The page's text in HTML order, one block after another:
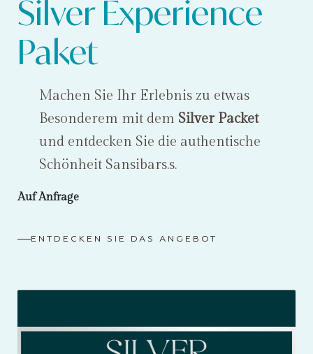
Silver Experience
Paket
Machen Sie Ihr Erlebnis zu etwas
Besonderem mit dem Silver Packet
und entdecken Sie die authentische
Schönheit Sansibars.s.
Auf Anfrage
ENTDECKEN SIE DAS ANGEBOT